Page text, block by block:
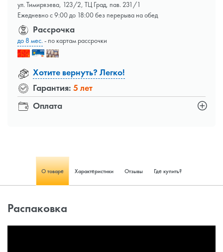
ул. Тимирязева, 123/2, ТЦ Град, пав. 231/1
Ежедневно с 9:00 до 18:00 без перерыва на обед
Оплата
Рассрочка
до 8 мес.- по картам рассрочки
Хотите вернуть? Легко!
Гарантия: 5 лет
О товаре Характеристики Отзывы Где купить?
Распаковка